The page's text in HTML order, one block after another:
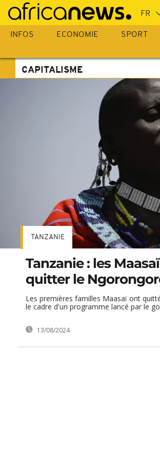
Passer
au
contenu
INFOS ECONOMIE SPORT
CAPITALISME
TANZANIE
Tanzanie : les
quitter le
Les premières familles Maasaï ont
le cadre d'un programme lancé par le
13/08/2024